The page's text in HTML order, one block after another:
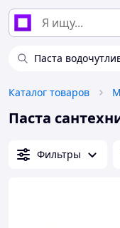
Паста
Каталог товаров
Паста
Фильтры